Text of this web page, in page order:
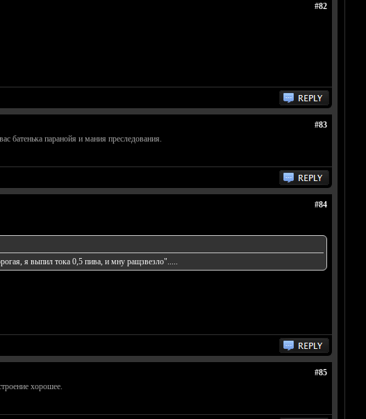
#82
#83
батенька паранойя и мания преследования.
#84
я выпил тока 0,5 пива, и мну ращзвезло".....
#85
хорошее.